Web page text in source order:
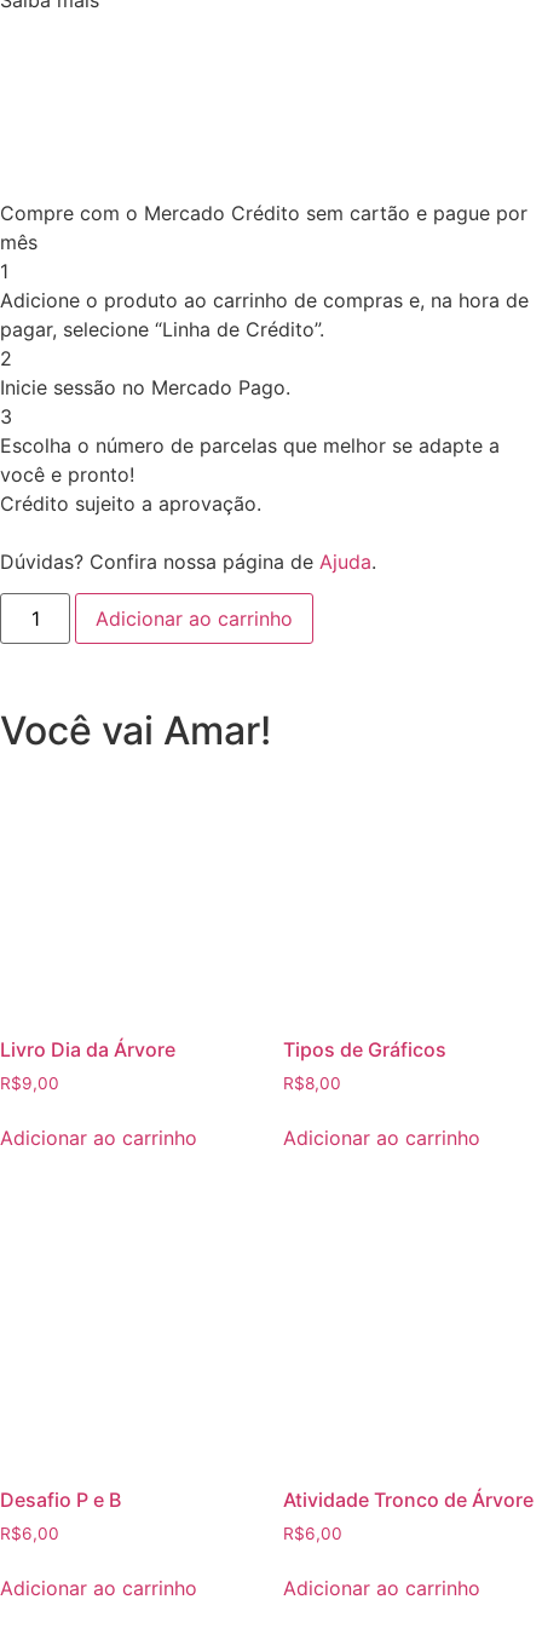
Compre com o Mercado Crédito sem cartão e pague por
mês
1
Adicione o produto ao carrinho de compras e, na hora de
pagar, selecione “Linha de Crédito”.
2
Inicie sessão no Mercado Pago.
3
Escolha o número de parcelas que melhor se adapte a
você e pronto!
Crédito sujeito a aprovação.
Dúvidas? Confira nossa página de Ajuda.
Adicionar ao carrinho
Você vai Amar!
Livro Dia da Árvore
R$9,00
Adicionar ao carrinho
Tipos de Gráficos
R$8,00
Adicionar ao carrinho
Desafio P e B
R$6,00
Adicionar ao carrinho
Atividade Tronco de Árvore
R$6,00
Adicionar ao carrinho